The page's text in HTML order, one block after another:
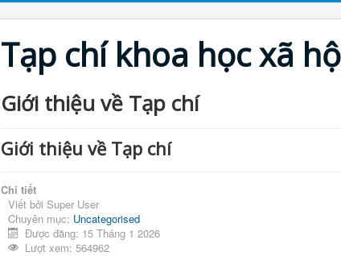
Tạp chí khoa học xã
Giới thiệu về Tạp chí
Giới thiệu về Tạp chí
Chi tiết
Viết bởi Super User
Chuyên mục: Uncategorised
Được đăng: 15 Tháng 1 2026
Lượt xem: 564962